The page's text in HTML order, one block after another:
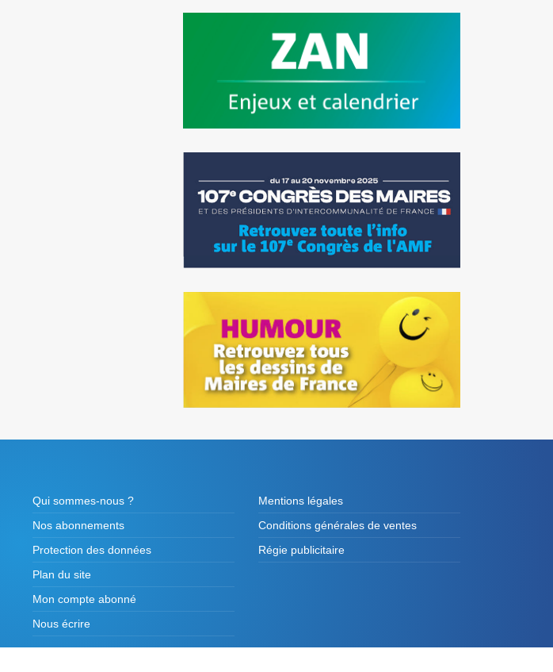
Qui sommes-nous ?
Nos abonnements
Protection des données
Plan du site
Mon compte abonné
Nous écrire
Mentions légales
Conditions générales de ventes
Régie publicitaire